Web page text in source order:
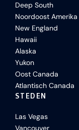
Deep South
Noordoost Amerika
New England
Hawaii
Alaska
Yukon
Oost Canada
Atlantisch Canada
STEDEN
Las Vegas
Vancouver